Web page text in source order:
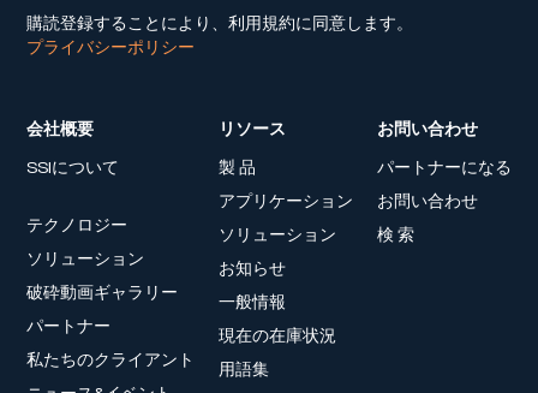
購読登録することにより、利用規約に同意します。
プライバシーポリシー
会社概要
SSIについて
テクノロジー
ソリューション
破砕動画ギャラリー
パートナー
私たちのクライアント
リソース
製 品
アプリケーション
ソリューション
お知らせ
一般情報
現在の在庫状況
用語集
お問い合わせ
パートナーになる
お問い合わせ
検 索